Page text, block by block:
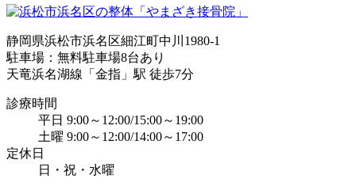
静岡県浜松市浜名区細江町中川1980-1
駐車場：無料駐車場8台あり
天竜浜名湖線「金指」駅 徒歩7分
診療時間
平日 9:00～12:00/15:00～19:00
土曜 9:00～12:00/14:00～17:00
定休日
日・祝・水曜